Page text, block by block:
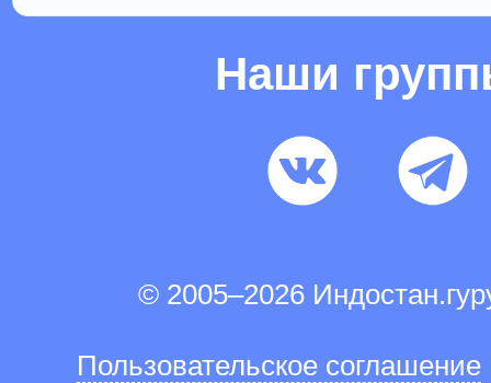
Наши
© 2005–2026
Пользовательское соглашение